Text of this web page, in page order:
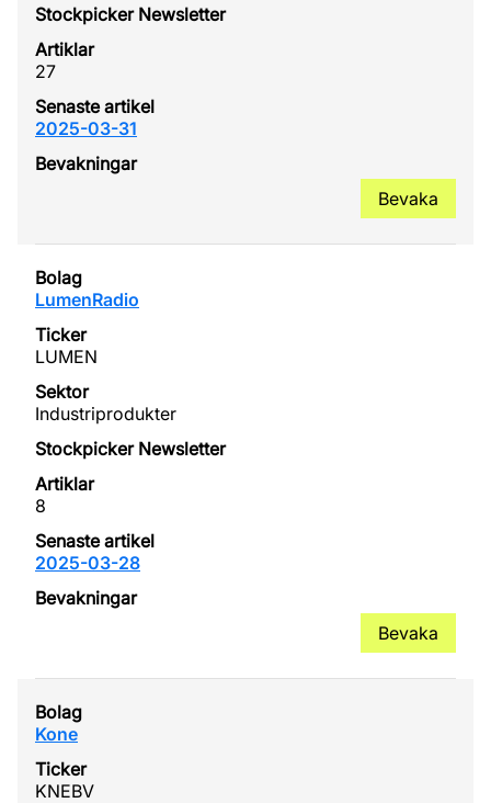
27
2025-03-31
Bevaka
LumenRadio
LUMEN
Industriprodukter
8
2025-03-28
Bevaka
Kone
KNEBV